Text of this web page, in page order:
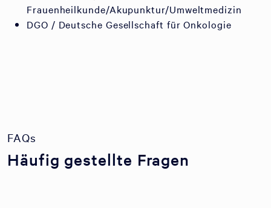
Frauenheilkunde/Akupunktur/Umweltmedizin
DGO / Deutsche Gesellschaft für Onkologie
FAQs
Häufig gestellte Fragen